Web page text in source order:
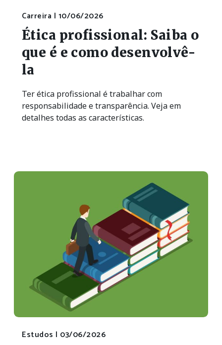
Carreira | 10/06/2026
Ética profissional: Saiba o
que é e como desenvolvê-
la
Ter ética profissional é trabalhar com
responsabilidade e transparência. Veja em
detalhes todas as características.
Estudos | 03/06/2026